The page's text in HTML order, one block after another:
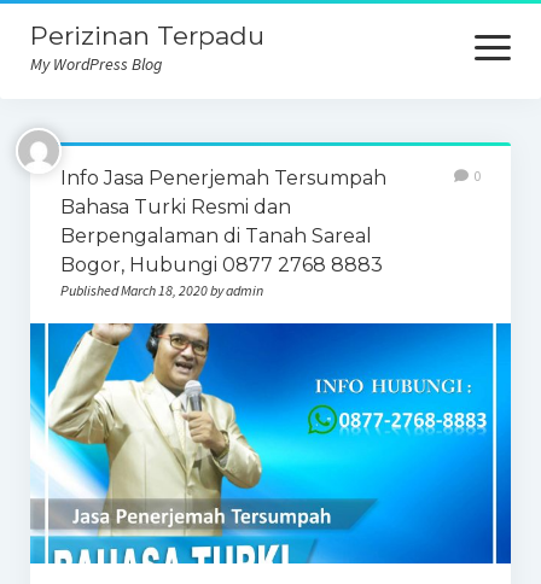
Perizinan Terpadu
My WordPress Blog
open
menu
Info Jasa Penerjemah Tersumpah
Bahasa Turki Resmi dan
Berpengalaman di Tanah Sareal
Bogor, Hubungi 0877 2768 8883
Published March 18, 2020 by admin
0